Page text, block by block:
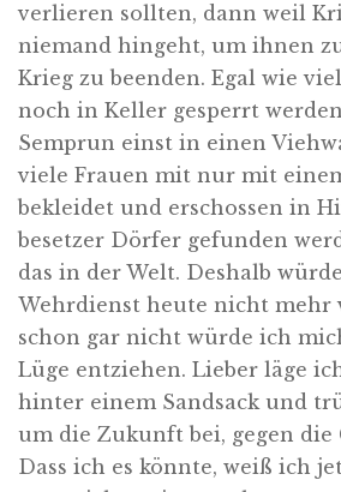
verlieren sollten, dann weil
niemand hingeht, um ihnen
Krieg zu beenden. Egal wie
noch in Keller gesperrt
Semprun einst in einen
viele Frauen mit nur mit
bekleidet und erschossen in
besetzer Dörfer gefunden
das in der Welt. Deshalb
Wehrdienst heute nicht mehr
schon gar nicht würde ich
Lüge entziehen. Lieber läge
hinter einem Sandsack und
um die Zukunft bei, gegen die
Dass ich es könnte, weiß ich